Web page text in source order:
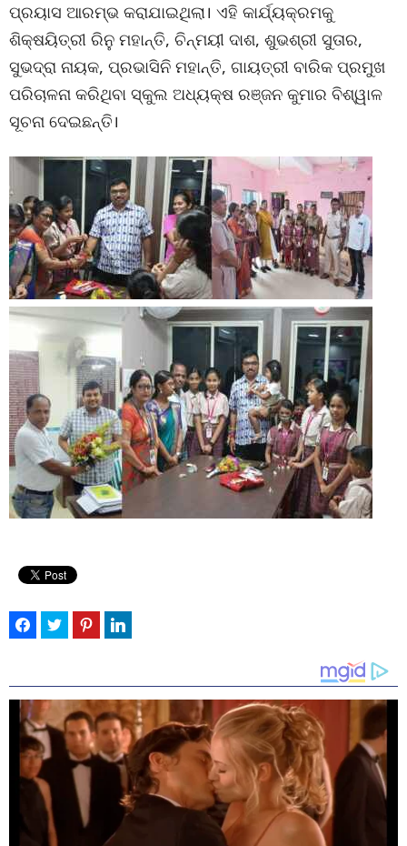
ପ୍ରୟାସ ଆରମ୍ଭ କରାଯାଇଥିଲା। ଏହି କାର୍ଯ୍ୟକ୍ରମକୁ
ଶିକ୍ଷୟିତ୍ରୀ ରିନୁ ମହାନ୍ତି, ଚିନ୍ମୟୀ ଦାଶ, ଶୁଭଶ୍ରୀ ସୁତାର,
ସୁଭଦ୍ରା ନାୟକ, ପ୍ରଭାସିନି ମହାନ୍ତି, ଗାୟତ୍ରୀ ବାରିକ ପ୍ରମୁଖ
ପରିଚାଳନା କରିଥିବା ସ୍କୁଲ ଅଧ୍ୟକ୍ଷ ରଞ୍ଜନ କୁମାର ବିଶ୍ୱାଳ
ସୂଚନା ଦେଇଛନ୍ତି।